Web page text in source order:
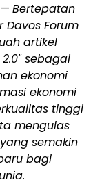
Bertepatan
Forum
artikel
sebagai
ekonomi
ekonomi
tinggi
mengulas
semakin
bagi